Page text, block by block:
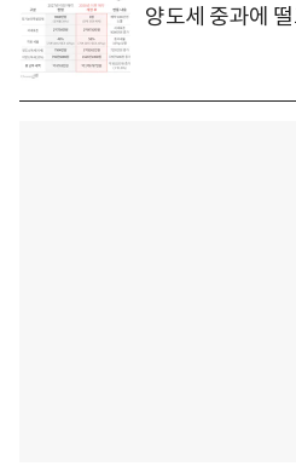
양도세 중과에